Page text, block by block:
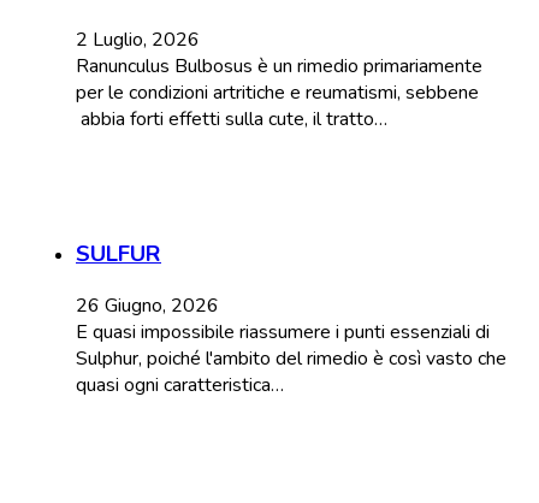
2 Luglio, 2026
Ranunculus Bulbosus è un rimedio primariamente
per le condizioni artritiche e reumatismi, sebbene
abbia forti effetti sulla cute, il tratto…
SULFUR
26 Giugno, 2026
E quasi impossibile riassumere i punti essenziali di
Sulphur, poiché l'ambito del rimedio è così vasto che
quasi ogni caratteristica…